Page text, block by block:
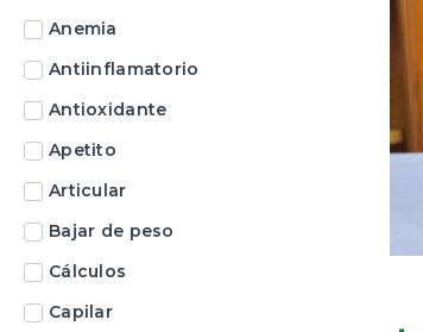
Anemia
Antiinflamatorio
Antioxidante
Apetito
Articular
Bajar de peso
Cálculos
Capilar